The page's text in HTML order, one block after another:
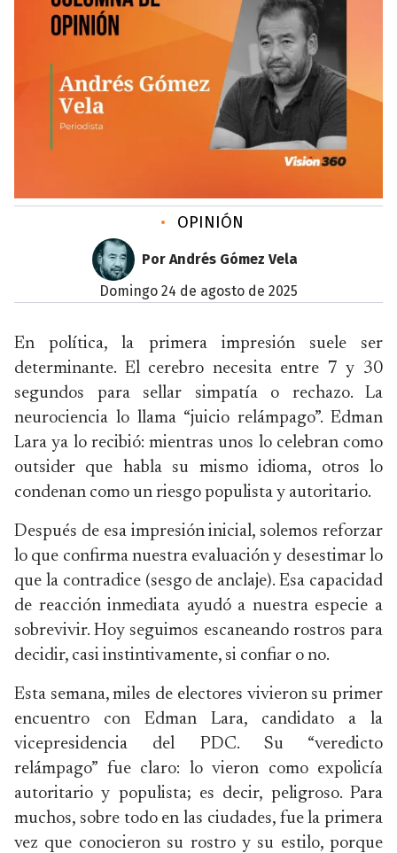
• OPINIÓN
Por Andrés Gómez Vela
domingo 24 de agosto de 2025
En política, la primera impresión suele ser
determinante. El cerebro necesita entre 7 y 30
segundos para sellar simpatía o rechazo. La
neurociencia lo llama “juicio relámpago”. Edman
Lara ya lo recibió: mientras unos lo celebran como
outsider que habla su mismo idioma, otros lo
condenan como un riesgo populista y autoritario.
Después de esa impresión inicial, solemos reforzar
lo que confirma nuestra evaluación y desestimar lo
que la contradice (sesgo de anclaje). Esa capacidad
de reacción inmediata ayudó a nuestra especie a
sobrevivir. Hoy seguimos escaneando rostros para
decidir, casi instintivamente, si confiar o no.
Esta semana, miles de electores vivieron su primer
encuentro con Edman Lara, candidato a la
vicepresidencia del PDC. Su “veredicto
relámpago” fue claro: lo vieron como expolicía
autoritario y populista; es decir, peligroso. Para
muchos, sobre todo en las ciudades, fue la primera
vez que conocieron su rostro y su estilo, porque